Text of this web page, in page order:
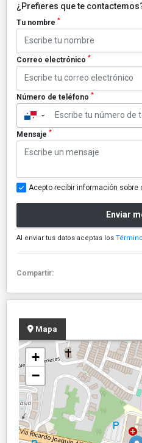
¿Prefieres que te
Tu nombre *
Correo electrónico *
Número de teléfono *
▼
Mensaje *
Acepto recibir información sobre
Enviar
Al enviar tus datos aceptas los
Compartir:
Mapa
+
−